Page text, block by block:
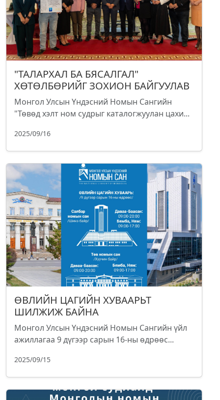
"ТАЛАРХАЛ БА БЯСАЛГАЛ"
ХӨТӨЛБӨРИЙГ ЗОХИОН БАЙГУУЛАВ
Монгол Улсын Үндэсний Номын Сангийн
"Төвөд хэлт ном судрыг каталогжуулан цахи...
2025/09/16
ӨВЛИЙН ЦАГИЙН ХУВААРЬТ
ШИЛЖИЖ БАЙНА
Монгол Улсын Үндэсний Номын Сангийн үйл
ажиллагаа 9 дүгээр сарын 16-ны өдрөөс...
2025/09/15